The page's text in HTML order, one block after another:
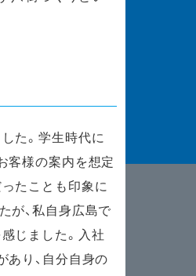
た。学生時代に
客様の案内を想定
たことも印象に
が、私自身広島で
じました。入社
あり、自分自身の